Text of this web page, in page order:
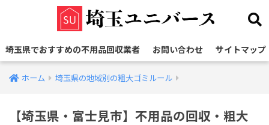
埼玉県でおすすめの不用品回収業者 お問い合わせ サイトマップ
ホーム 埼玉県の地域別の粗大ゴミルール
【埼玉県・富士見市】不用品の回収・粗大